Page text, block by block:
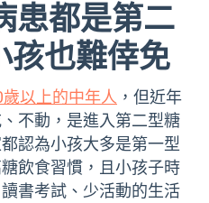
患都是第二
孩也難倖免
以上的中年人 ，但近年
不動， 是進入第二型糖
認為小孩大多是第一型
飲食習慣，且小孩子時
書考試、少活動的生活